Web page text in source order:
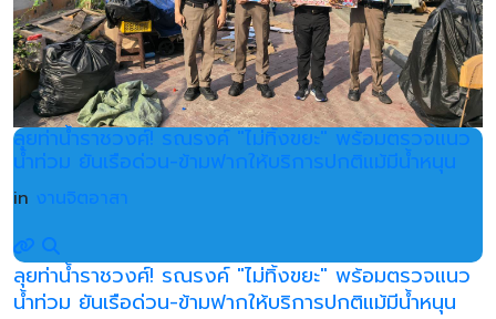
ลุยท่าน้ำราชวงศ์! รณรงค์ "ไม่ทิ้งขยะ" พร้อมตรวจแนว
น้ำท่วม ยันเรือด่วน-ข้ามฟากให้บริการปกติแม้มีน้ำหนุน
in งานจิตอาสา
ลุยท่าน้ำราชวงศ์! รณรงค์ "ไม่ทิ้งขยะ" พร้อมตรวจแนว
น้ำท่วม ยันเรือด่วน-ข้ามฟากให้บริการปกติแม้มีน้ำหนุน